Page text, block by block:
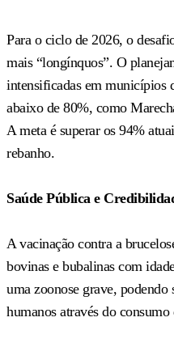
Para o ciclo de 2026, o
mais “longínquos”. O
intensificadas em municípios
abaixo de 80%, como
A meta é superar os 94%
rebanho.
Saúde Pública e
A vacinação contra a
bovinas e bubalinas com
uma zoonose grave, podendo
humanos através do